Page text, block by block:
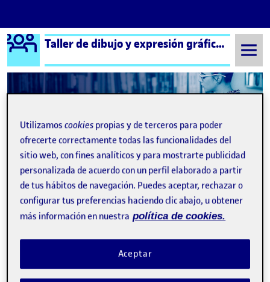
Saltar al contenido
Logo Ágora Taller de dibujo y expresión gráfica aula 3
Semestre 20221 - Aula 3 Actividad 1: primera entrega parcial
Actividad 1: primera
entrega parcial
Publicado porSin título
Publicado por
Maite González Vega
Utilizamoscookies propias y de terceros para poder
ofrecerte correctamente todas las funcionalidades del
sitio web, con fines analíticos y para mostrarte publicidad
personalizada de acuerdo con un perfil elaborado a partir
de tus hábitos de navegación. Puedes aceptar, rechazar o
configurar tus preferencias haciendo clic abajo, u obtener
más información en nuestra política de cookies.
Aceptar